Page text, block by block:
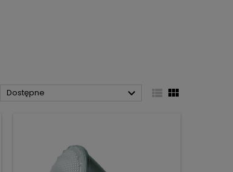
Dostępne   